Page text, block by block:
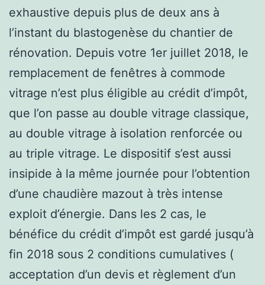
exhaustive depuis plus de deux ans à
l’instant du blastogenèse du chantier de
rénovation. Depuis votre 1er juillet 2018, le
remplacement de fenêtres à commode
vitrage n’est plus éligible au crédit d’impôt,
que l’on passe au double vitrage classique,
au double vitrage à isolation renforcée ou
au triple vitrage. Le dispositif s’est aussi
insipide à la même journée pour l’obtention
d’une chaudière mazout à très intense
exploit d’énergie. Dans les 2 cas, le
bénéfice du crédit d’impôt est gardé jusqu’à
fin 2018 sous 2 conditions cumulatives (
acceptation d’un devis et règlement d’un